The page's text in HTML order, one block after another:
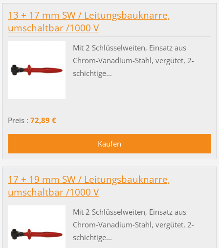
13 + 17 mm SW / Leitungsbauknarre,
umschaltbar /1000 V
Mit 2 Schlüsselweiten, Einsatz aus
Chrom-Vanadium-Stahl, vergütet, 2-
schichtige...
Preis : 72,89 €
17 + 19 mm SW / Leitungsbauknarre,
umschaltbar /1000 V
Mit 2 Schlüsselweiten, Einsatz aus
Chrom-Vanadium-Stahl, vergütet, 2-
schichtige...